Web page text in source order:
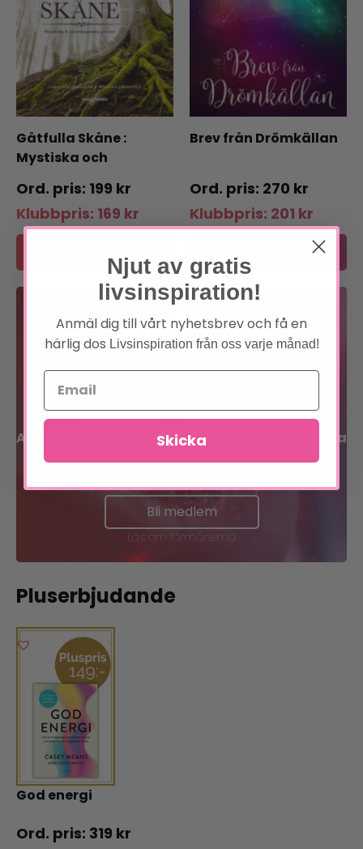
Gåtfulla Skåne :
Mystiska och
199 kr
Klubbpris: 169 kr
Brev från Drömkällan
270 kr
Klubbpris: 201 kr
Bli medlem
Allt inom sinne, kropp och själ på en och samma
Bli medlem
Läs om förmånerna
Pluserbjudande
God energi
319 kr
Njut av gratis
livsinspiration!
Anmäl dig till vårt nyhetsbrev och få en
härlig dos Livsinspiration från oss varje månad!
Skicka